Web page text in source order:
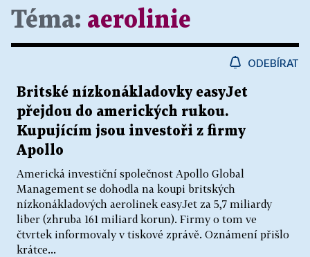
Téma: aerolinie
ODEBÍRAT
Britské nízkonákladovky easyJet
přejdou do amerických rukou.
Kupujícím jsou investoři z firmy
Apollo
Americká investiční společnost Apollo Global
Management se dohodla na koupi britských
nízkonákladových aerolinek easyJet za 5,7 miliardy
liber (zhruba 161 miliard korun). Firmy o tom ve
čtvrtek informovaly v tiskové zprávě. Oznámení přišlo
krátce...